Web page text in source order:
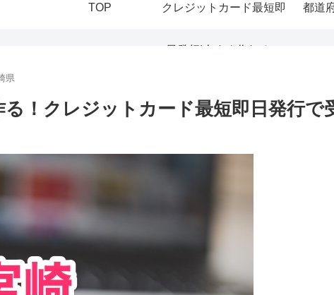
TOP クレジットカード最短即
日発行|今すぐ作れる！
都道
県
！クレジットカード最短即日発行で